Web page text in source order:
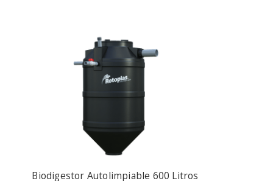
Biodigestor Autolimpiable 600 Litros